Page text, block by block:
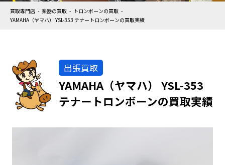
買取専門店 楽器の買取
トロンボーンの買取
YAMAHA（ヤマハ） YSL-353 テナートロンボーンの買取実績
出張買取
YAMAHA（ヤマハ） YSL-353
テナートロンボーンの買取実績